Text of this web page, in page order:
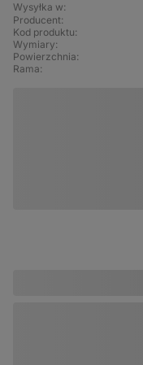
Wysyłka w:
Producent:
Kod produktu:
Wymiary
Powierzchnia
Rama